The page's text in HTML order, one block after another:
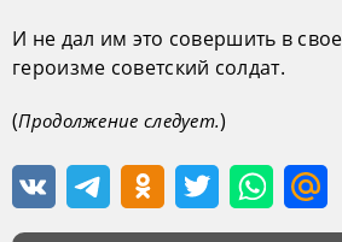
И не дал им это совершить в
героизме советский солдат.
(Продолжение следует.)